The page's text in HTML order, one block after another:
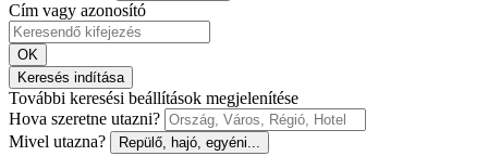
Cím vagy azonosító
OK
Keresés indítása
További keresési beállítások megjelenítése
Hova szeretne utazni?
Mivel utazna?
Repülő, hajó, egyéni...